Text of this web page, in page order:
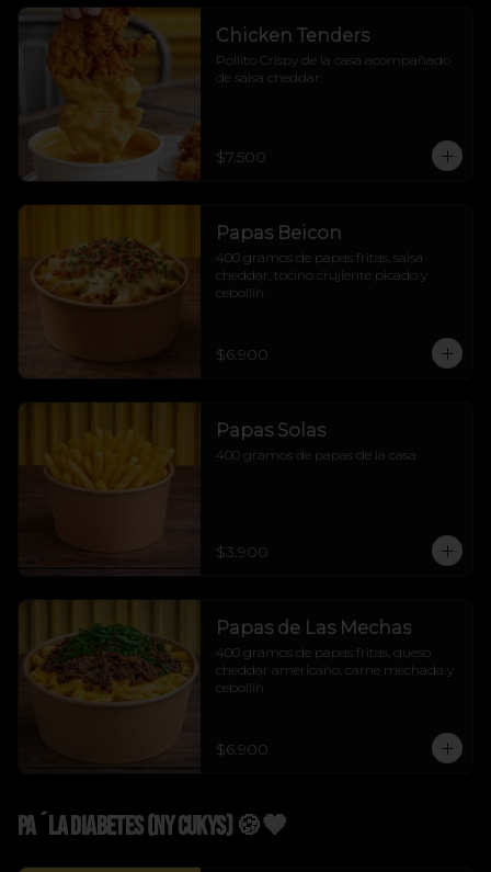
Chicken Tenders
Pollito Crispy de la casa acompañado
de salsa cheddar.
$7.500
Papas Beicon
400 gramos de papas fritas, salsa
cheddar, tocino crujiente picado y
cebollín.
$6.900
Papas Solas
400 gramos de papas de la casa
$3.900
Papas de Las Mechas
400 gramos de papas fritas, queso
cheddar americano, carne mechada y
cebollín
$6.900
Pa´La Diabetes (NY Cukys) 🍪🤎